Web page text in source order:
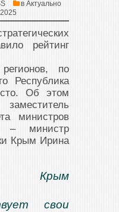
в Актуально
рейтинг
регионов, по
Республика
Об этом
министров
– министр
Крым Ирина
Крым
свои